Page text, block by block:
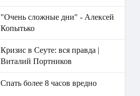
"Очень сложные дни" - Алексей
Копытько
Кризис в Сеуте: вся правда |
Виталий Портников
Спать более 8 часов вредно